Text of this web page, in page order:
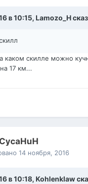
в 10:15, Lamozo_H
каком скилле можно
17 км...
14 ноября, 2016
в 10:18, Kohlenklaw